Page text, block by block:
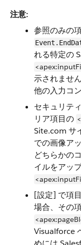
注意:
参照のみの
れる特定の
示されませ
他の入力コ
セキュリテ
リア項目の
Site.com サ
での画像ア
どちらかの
イルをアッ
[設定] で項
場合、その
Visualforce